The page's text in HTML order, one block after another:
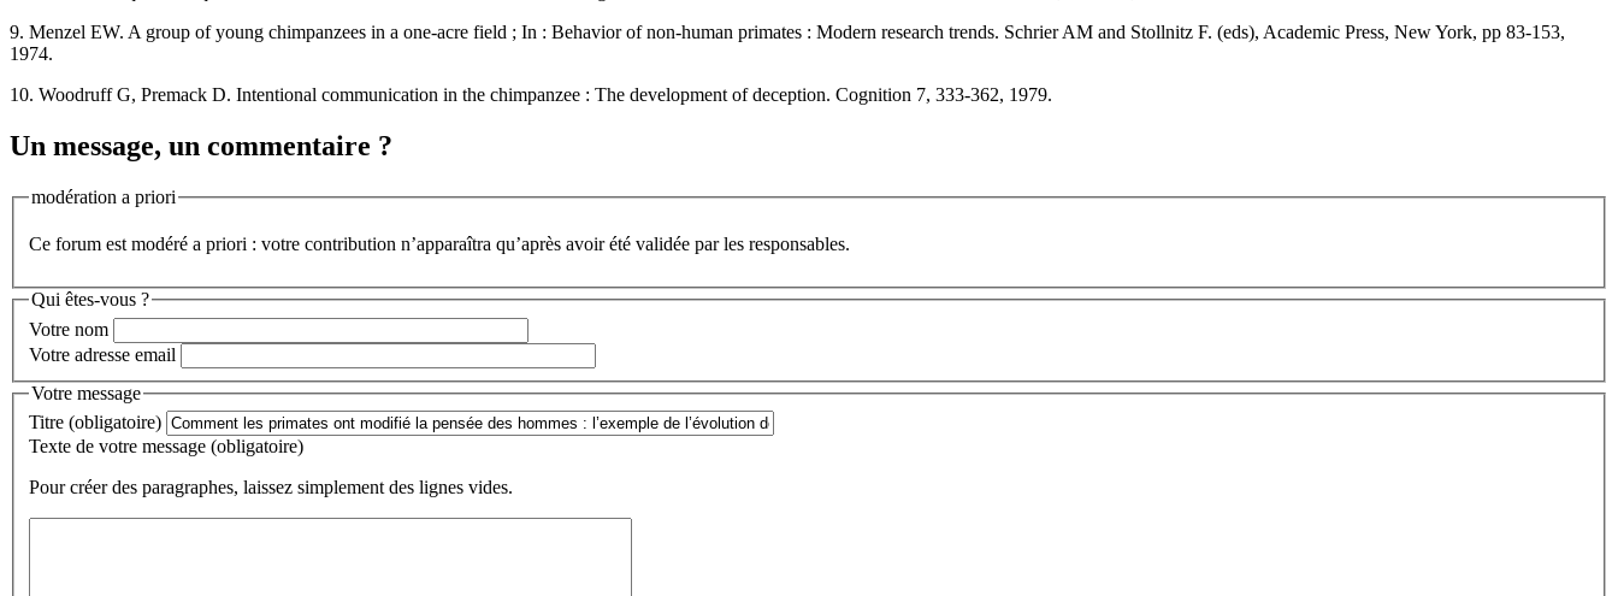
9. Menzel EW. A group of young chimpanzees in a one-acre field ; In : Behavior of non-human primates : Modern research trends. Schrier AM and Stollnitz F. (eds), Academic Press, New York, pp 83-153,
1974.
10. Woodruff G, Premack D. Intentional communication in the chimpanzee : The development of deception. Cognition 7, 333-362, 1979.
Un message, un commentaire ?
modération a priori
Ce forum est modéré a priori : votre contribution n’apparaîtra qu’après avoir été validée par les responsables.
Qui êtes-vous ?
Votre nom
Votre adresse email
Votre message
Titre (obligatoire)
Texte de votre message (obligatoire)
Pour créer des paragraphes, laissez simplement des lignes vides.